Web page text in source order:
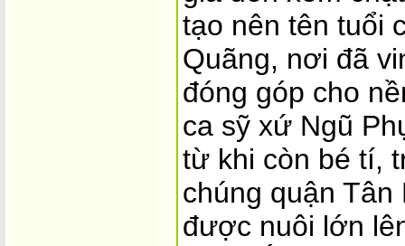
tạo nên tên tuổi
Quãng, nơi đã
đóng góp cho
ca sỹ xứ Ngũ
từ khi còn bé tí,
chúng quận
được nuôi lớn